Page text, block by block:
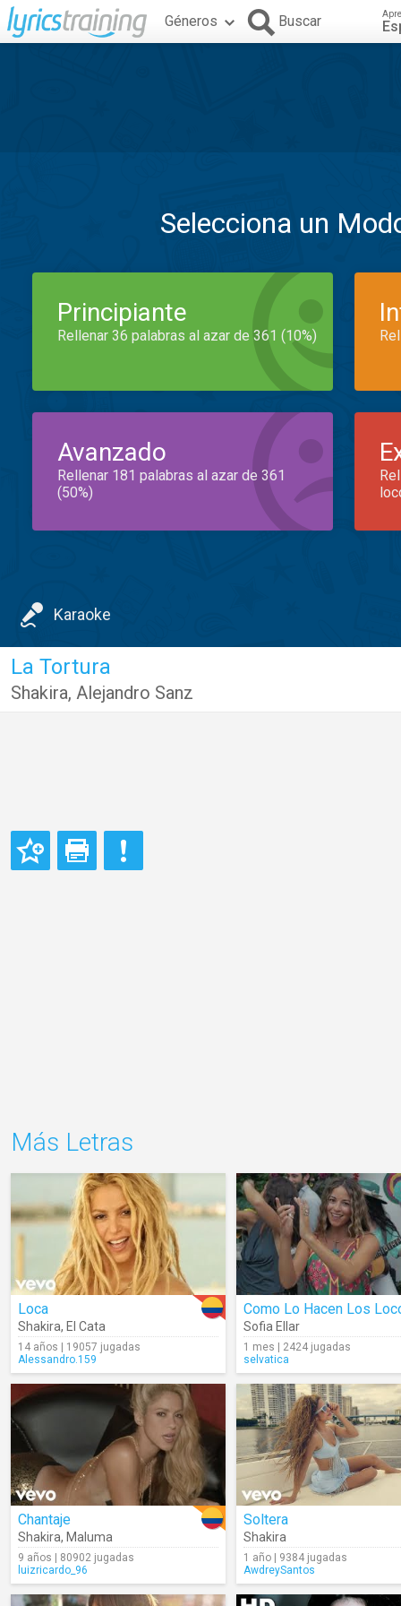
Géneros Buscar
Selecciona un
Principiante
Rellenar 36 palabras al azar de 361 (10%)
Avanzado
Rellenar 181 palabras al azar de 361
(50%)
Karaoke
La Tortura
Shakira, Alejandro Sanz
Más Letras
Loca
Shakira, El Cata
14 años | 19057 jugadas
Alessandro.159
Como Lo Hacen Los
Sofia Ellar
1 mes | 2424 jugadas
selvatica
Chantaje
Shakira, Maluma
9 años | 80902 jugadas
luizricardo_96
Soltera
Shakira
1 año | 9384 jugadas
AwdreySantos